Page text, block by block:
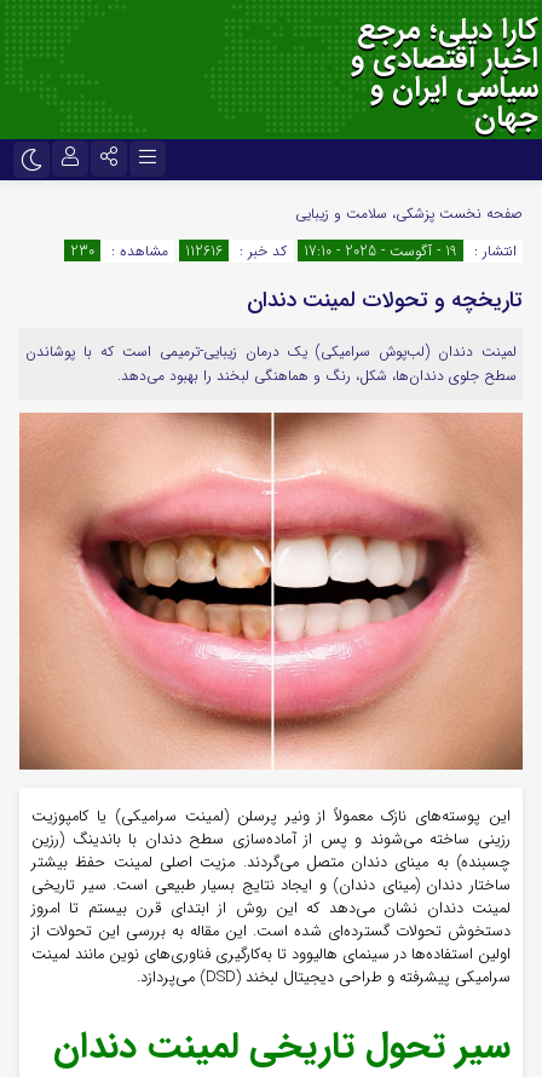
کارا دیلی؛ مرجع
اخبار اقتصادی و
سیاسی ایران و
جهان
اینستاگرام
سروش
ایتا
آپارات
رمز عبور
دو + چهارده =
مرا به خاطر بسپار
صفحه نخست پزشکی، سلامت و زیبایی
انتشار :
19 - آگوست - 2025 - 17:10 کد خبر : 112616 مشاهده : 230
تاریخچه و تحولات لمینت دندان
لمینت دندان (لب‌پوش سرامیکی) یک درمان زیبایی-ترمیمی است که با پوشاندن
سطح جلوی دندان‌ها، شکل، رنگ و هماهنگی لبخند را بهبود می‌دهد.
این پوسته‌های نازک معمولاً از ونیر پرسلن (لمینت سرامیکی) یا کامپوزیت
رزینی ساخته می‌شوند و پس از آماده‌سازی سطح دندان با باندینگ (رزین
چسبنده) به مینای دندان متصل می‌گردند. مزیت اصلی لمینت حفظ بیشتر
ساختار دندان (مینای دندان) و ایجاد نتایج بسیار طبیعی است. سیر تاریخی
لمینت دندان نشان می‌دهد که این روش از ابتدای قرن بیستم تا امروز
دستخوش تحولات گسترده‌ای شده است. این مقاله به بررسی این تحولات از
اولین استفاده‌ها در سینمای هالیوود تا به‌کارگیری فناوری‌های نوین مانند لمینت
سرامیکی پیشرفته و طراحی دیجیتال لبخند (DSD) می‌پردازد.
سیر تحول تاریخی لمینت دندان